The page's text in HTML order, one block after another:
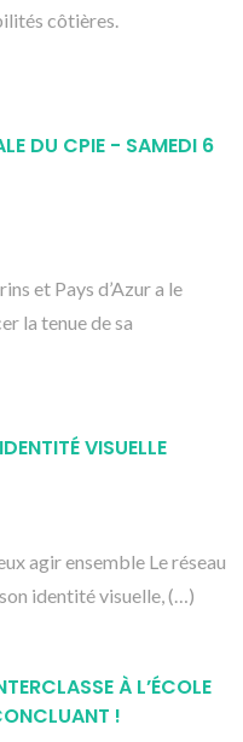
côtières.
DU CPIE - SAMEDI 6
et Pays d’Azur a le
la tenue de sa
VISUELLE
agir ensemble Le réseau
identité visuelle, (…)
À L’ÉCOLE
!